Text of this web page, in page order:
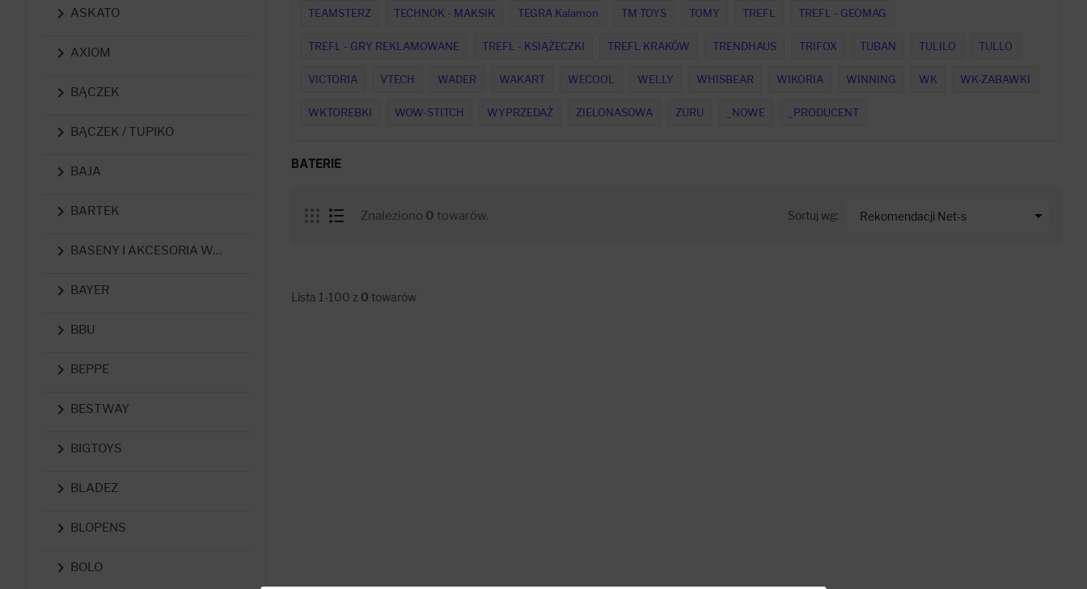
 ASKATO
 AXIOM
 BĄCZEK
 BĄCZEK / TUPIKO
 BAJA
 BARTEK
 BASENY I AKCESORIA WODNE
 BAYER
 BBU
 BEPPE
 BESTWAY
 BIGTOYS
 BLADEZ
 BLOPENS
 BOLO
TEAMSTERZ TECHNOK - MAKSIK TEGRA Kalamon TM TOYS TOMY TREFL TREFL - GEOMAG
TREFL - GRY REKLAMOWANE TREFL - KSIĄŻECZKI TREFL KRAKÓW TRENDHAUS TRIFOX TUBAN TULILO TULLO
VICTORIA VTECH WADER WAKART WECOOL WELLY WHISBEAR WIKORIA WINNING WK WK-ZABAWKI
WKTOREBKI WOW-STITCH WYPRZEDAŻ ZIELONASOWA ZURU _NOWE _PRODUCENT
BATERIE
Znaleziono 0 towarów. Rekomendacji Net-s 
Sortuj wg:
Lista 1-100 z 0 towarów